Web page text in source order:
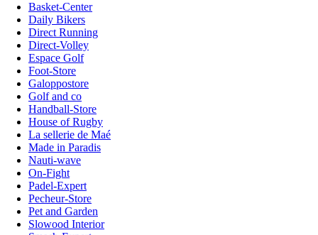
Basket-Center
Daily Bikers
Direct Running
Direct-Volley
Espace Golf
Foot-Store
Galoppostore
Golf and co
Handball-Store
House of Rugby
La sellerie de Maé
Made in Paradis
Nauti-wave
On-Fight
Padel-Expert
Pecheur-Store
Pet and Garden
Slowood Interior